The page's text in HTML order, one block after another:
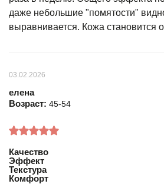
даже небольшие "помятости"
выравнивается. Кожа становится
03.02.2026
елена
Возраст: 45-54
Качество
Эффект
Текстура
Комфорт